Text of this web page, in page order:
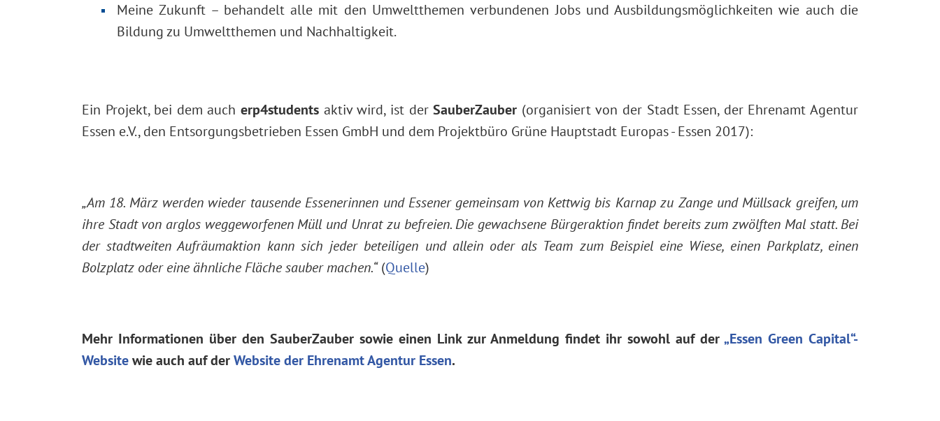
Meine Zukunft – behandelt alle mit den Umweltthemen verbundenen Jobs und Ausbildungsmöglichkeiten wie auch die
Bildung zu Umweltthemen und Nachhaltigkeit.
Ein Projekt, bei dem aucherp4students aktiv wird, ist derSauberZauber (organisiert von der Stadt Essen, der Ehrenamt Agentur
Essen e.V., den Entsorgungsbetrieben Essen GmbH und dem Projektbüro Grüne Hauptstadt Europas - Essen 2017):
„Am 18. März werden wieder tausende Essenerinnen und Essener gemeinsam von Kettwig bis Karnap zu Zange und Müllsack greifen, um
ihre Stadt von arglos weggeworfenen Müll und Unrat zu befreien. Die gewachsene Bürgeraktion findet bereits zum zwölften Mal statt. Bei
der stadtweiten Aufräumaktion kann sich jeder beteiligen und allein oder als Team zum Beispiel eine Wiese, einen Parkplatz, einen
Bolzplatz oder eine ähnliche Fläche sauber machen.“(Quelle)
Mehr Informationen über den SauberZauber sowie einen Link zur Anmeldung findet ihr sowohl auf der„Essen Green Capital“-
Websitewie auch auf derWebsite der Ehrenamt Agentur Essen.